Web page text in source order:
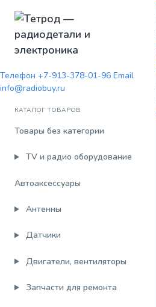
Телефон +7-913-378-01-96 Email
info@radiobuy.ru
КАТАЛОГ ТОВАРОВ
Товары без категории
TV и радио оборудование
Автоаксессуары
Антенны
Датчики
Двигатели, вентиляторы
Запчасти для ремонта